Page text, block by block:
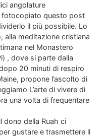
angolature
fotocopiato questo post
il più possibile. Lo
alla meditazione cristiana
nel Monastero
, dove si parte dalla
20 minuti di respiro
propone l’ascolto di
L’arte di vivere di
una volta di frequentare
dono della Ruah ci
gustare e trasmettere il